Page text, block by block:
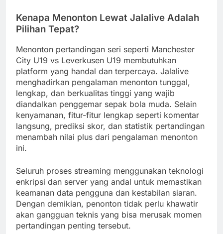
Kenapa Menonton Lewat Jalalive Adalah
Pilihan Tepat?
Menonton pertandingan seri seperti Manchester
City U19 vs Leverkusen U19 membutuhkan
platform yang handal dan terpercaya. Jalalive
menghadirkan pengalaman menonton tunggal,
lengkap, dan berkualitas tinggi yang wajib
diandalkan penggemar sepak bola muda. Selain
kenyamanan, fitur-fitur lengkap seperti komentar
langsung, prediksi skor, dan statistik pertandingan
menambah nilai plus dari pengalaman menonton
ini.
Seluruh proses streaming menggunakan teknologi
enkripsi dan server yang andal untuk memastikan
keamanan data pengguna dan kestabilan siaran.
Dengan demikian, penonton tidak perlu khawatir
akan gangguan teknis yang bisa merusak momen
pertandingan penting tersebut.